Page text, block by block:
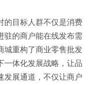
的目标人群不仅是消费
驻的商户能在线发布需
城重构了商业零售批发
一体化发展战略，让品
发展通道，不仅让商户